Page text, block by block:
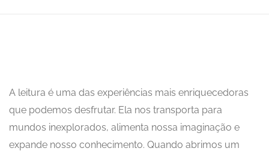
A leitura é uma das experiências mais enriquecedoras
que podemos desfrutar. Ela nos transporta para
mundos inexplorados, alimenta nossa imaginação e
expande nosso conhecimento. Quando abrimos um